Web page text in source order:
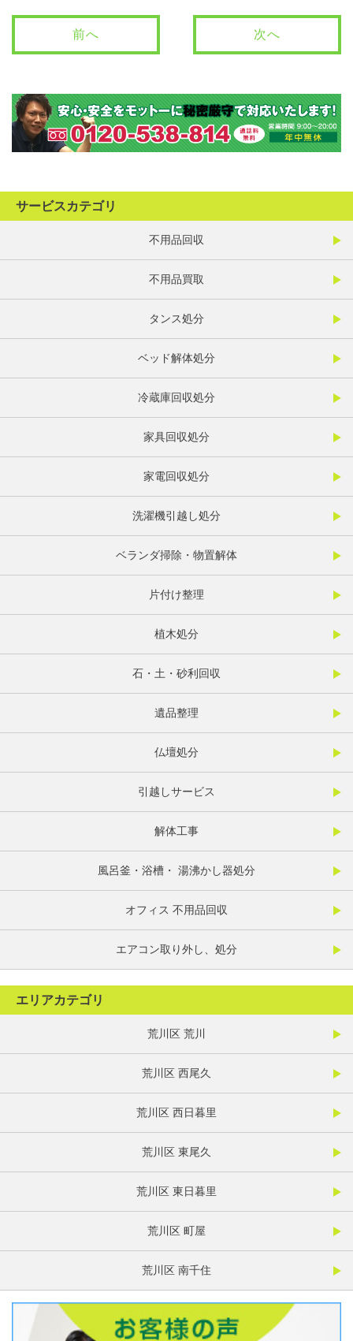
前へ 次へ
サービスカテゴリ
不用品回収
不用品買取
タンス処分
ベッド解体処分
冷蔵庫回収処分
家具回収処分
家電回収処分
洗濯機引越し処分
ベランダ掃除・物置解体
片付け整理
植木処分
石・土・砂利回収
遺品整理
仏壇処分
引越しサービス
解体工事
風呂釜・浴槽・ 湯沸かし器処分
オフィス 不用品回収
エアコン取り外し、処分
エリアカテゴリ
荒川区 荒川
荒川区 西尾久
荒川区 西日暮里
荒川区 東尾久
荒川区 東日暮里
荒川区 町屋
荒川区 南千住